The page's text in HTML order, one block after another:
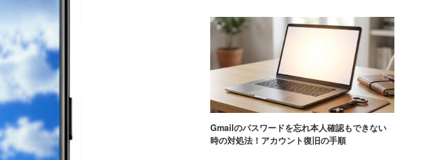
Gmailのパスワードを忘れ本人確認もできない
時の対処法！アカウント復旧の手順